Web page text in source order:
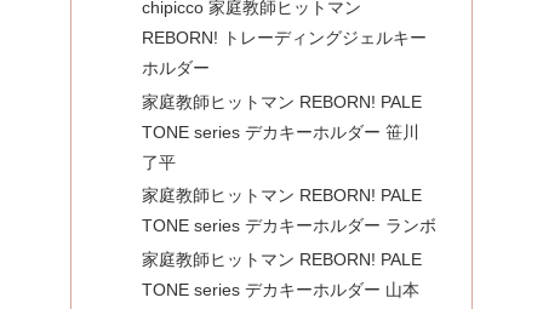
chipicco 家庭教師ヒットマン
REBORN! トレーディングジェルキー
ホルダー
家庭教師ヒットマン REBORN! PALE
TONE series デカキーホルダー 笹川
了平
家庭教師ヒットマン REBORN! PALE
TONE series デカキーホルダー ランボ
家庭教師ヒットマン REBORN! PALE
TONE series デカキーホルダー 山本